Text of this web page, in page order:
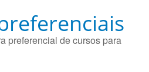
preferencial de cursos para